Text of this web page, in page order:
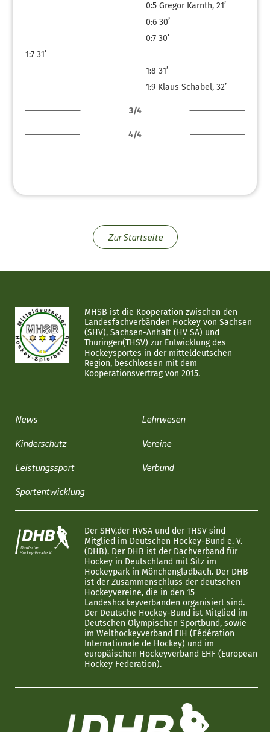
0:5 Gregor Kärnth, 21’
0:6 30’
0:7 30’
1:7 31’
1:8 31’
1:9 Klaus Schabel, 32’
3/4
4/4
Zur Startseite
MHSB ist die Kooperation zwischen den
Landesfachverbänden Hockey von Sachsen
(SHV), Sachsen-Anhalt (HV SA) und
Thüringen(THSV) zur Entwicklung des
Hockeysportes in der mitteldeutschen
Region, beschlossen mit dem
Kooperationsvertrag von 2015.
News
Kinderschutz
Leistungssport
Sportentwicklung
Lehrwesen
Vereine
Verbund
Der SHV,der HVSA und der THSV sind
Mitglied im Deutschen Hockey-Bund e. V.
(DHB). Der DHB ist der Dachverband für
Hockey in Deutschland mit Sitz im
Hockeypark in Mönchengladbach. Der DHB
ist der Zusammenschluss der deutschen
Hockeyvereine, die in den 15
Landeshockeyverbänden organisiert sind.
Der Deutsche Hockey-Bund ist Mitglied im
Deutschen Olympischen Sportbund, sowie
im Welthockeyverband FIH (Fédération
Internationale de Hockey) und im
europäischen Hockeyverband EHF (European
Hockey Federation).